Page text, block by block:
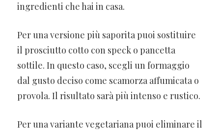
ingredienti che hai in casa.
Per una versione più saporita puoi sostituire
il prosciutto cotto con speck o pancetta
sottile. In questo caso, scegli un formaggio
dal gusto deciso come scamorza affumicata o
provola. Il risultato sarà più intenso e rustico.
Per una variante vegetariana puoi eliminare il